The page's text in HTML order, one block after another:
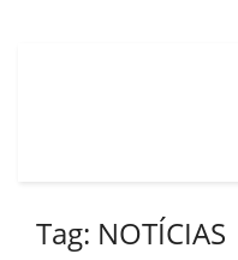
ISTO É FATO!
Tag: NOTÍCIAS